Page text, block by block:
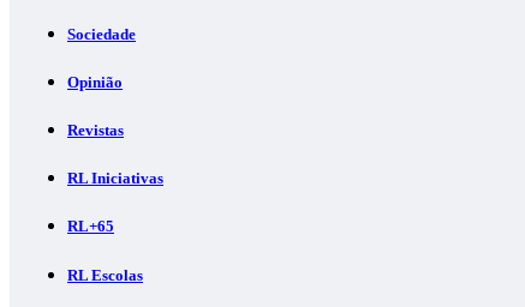
Sociedade
Opinião
Revistas
RL Iniciativas
RL+65
RL Escolas